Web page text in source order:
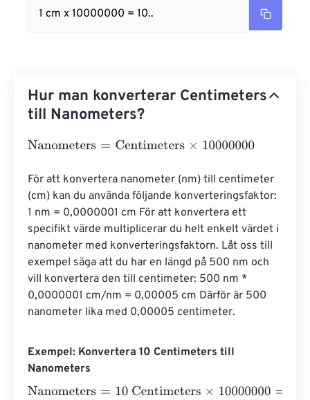
1 cm x 10000000 = 10..
Hur man konverterar Centimeters
till Nanometers?
Nanometers= Centimeters×10000000
För att konvertera nanometer (nm) till centimeter
(cm) kan du använda följande konverteringsfaktor:
1 nm = 0,0000001 cm För att konvertera ett
specifikt värde multiplicerar du helt enkelt värdet i
nanometer med konverteringsfaktorn. Låt oss till
exempel säga att du har en längd på 500 nm och
vill konvertera den till centimeter: 500 nm *
0,0000001 cm/nm = 0,00005 cm Därför är 500
nanometer lika med 0,00005 centimeter.
Exempel: Konvertera 10 Centimeters till
Nanometers
Nanometers= 10 Centimeters×10000000=100000000